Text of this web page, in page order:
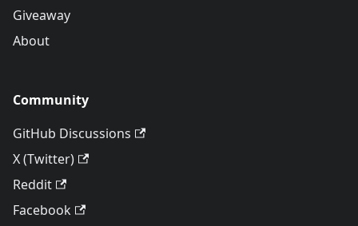
Giveaway
About
Community
GitHub Discussions
X (Twitter)
Reddit
Facebook